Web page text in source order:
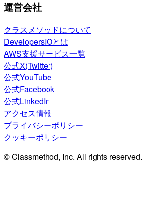
運営会社
クラスメソッドについて
DevelopersIOとは
AWS支援サービス一覧
公式X(Twitter)
公式YouTube
公式Facebook
公式LinkedIn
アクセス情報
プライバシーポリシー
クッキーポリシー
© Classmethod, Inc. All rights reserved.